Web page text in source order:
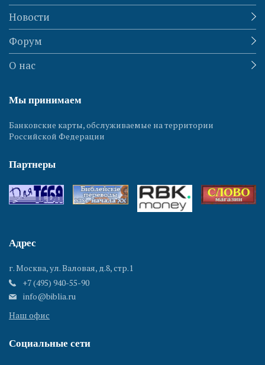
Новости
Форум
О нас
Мы принимаем
Банковские карты, обслуживаемые на территории
Российской Федерации
Партнеры
Адрес
г. Москва, ул. Валовая, д.8, стр.1
+7 (495) 940-55-90
info@biblia.ru
Наш офис
Социальные сети